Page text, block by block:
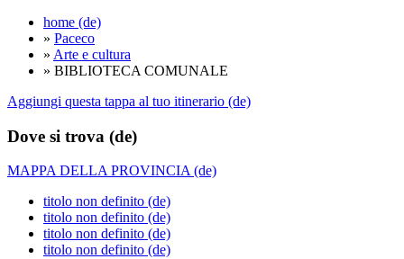
home (de)
» Paceco
» Arte e cultura
» BIBLIOTECA COMUNALE
Aggiungi questa tappa al tuo itinerario (de)
Dove si trova (de)
MAPPA DELLA PROVINCIA (de)
titolo non definito (de)
titolo non definito (de)
titolo non definito (de)
titolo non definito (de)